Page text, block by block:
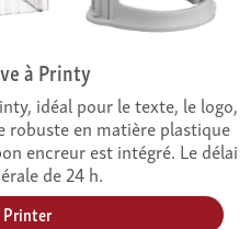
à Printy
idéal pour le texte, le logo,
robuste en matière plastique
encreur est intégré. Le délai
de 24 h.